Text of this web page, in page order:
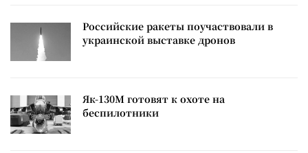
Российские ракеты поучаствовали в
украинской выставке дронов
Як-130М готовят к охоте на
беспилотники